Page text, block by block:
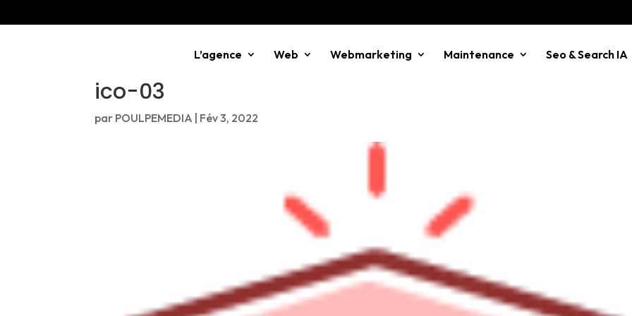
L’agence Web Webmarketing Maintenance Seo & Search IA
ico-03
par POULPEMEDIA Fév 3, 2022